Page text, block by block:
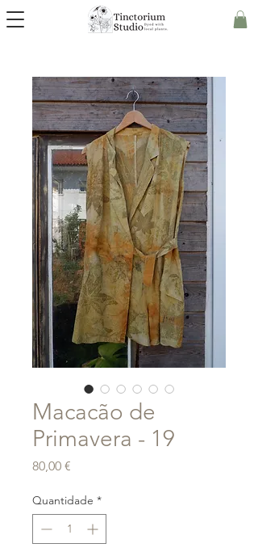
Macacão de
Primavera - 19
80,00 €
Quantidade *